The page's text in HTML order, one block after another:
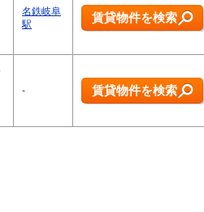
名鉄岐阜
駅
賃貸物件を検索
-
賃貸物件を検索